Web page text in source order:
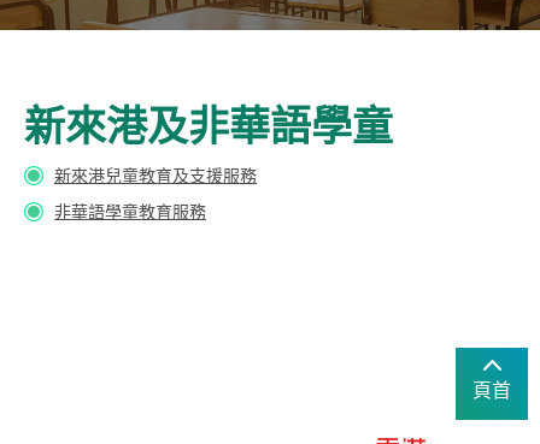
新來港及非華語學童
新來港兒童教育及支援服務
非華語學童教育服務
頁首